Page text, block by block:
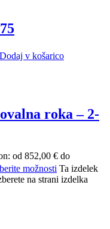
Dodaj v košarico
roka – 2-
od 852,00 € do
možnosti Ta izdelek
na strani izdelka